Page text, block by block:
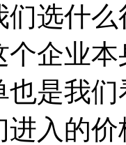
们选什
企业
也是我
进入的